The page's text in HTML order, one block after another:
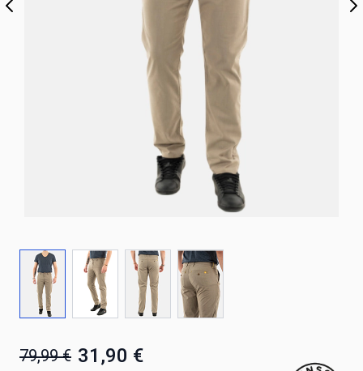
79,99 € 31,90 €